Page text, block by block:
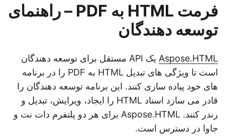
فرمت HTML به PDF – راهنمای
توسعه دهندگان
Aspose.HTML
یک API مستقل برای توسعه دهندگان
است تا ویژگی های تبدیل HTML به PDF را در برنامه
های خود پیاده سازی کنند. این برنامه توسعه دهندگان را
قادر می سازد اسناد HTML را ایجاد، ویرایش، تبدیل و
رندر کنند. Aspose.HTML برای هر دو پلتفرم دات نت و
جاوا در دسترس است.